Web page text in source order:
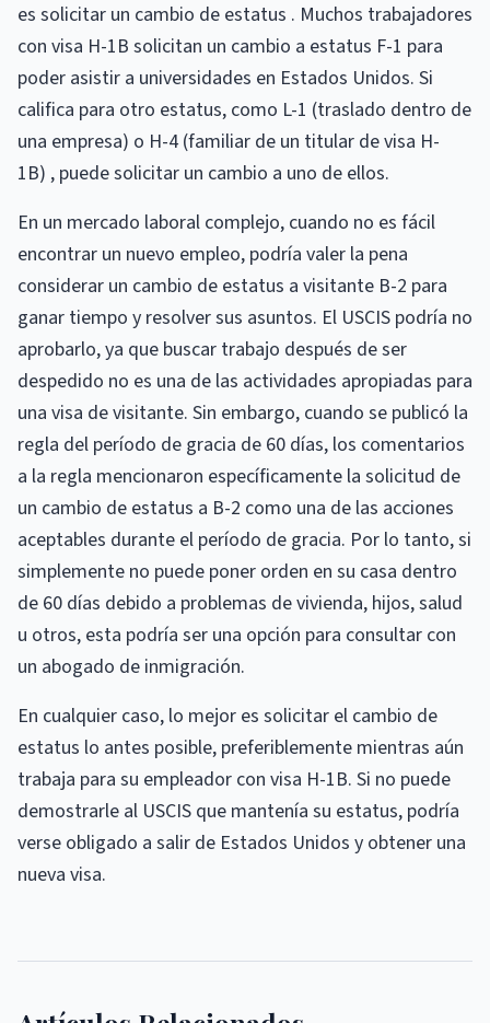
es solicitar un cambio de estatus . Muchos trabajadores
con visa H-1B solicitan un cambio a estatus F-1 para
poder asistir a universidades en Estados Unidos. Si
califica para otro estatus, como L-1 (traslado dentro de
una empresa) o H-4 (familiar de un titular de visa H-
1B) , puede solicitar un cambio a uno de ellos.
En un mercado laboral complejo, cuando no es fácil
encontrar un nuevo empleo, podría valer la pena
considerar un cambio de estatus a visitante B-2 para
ganar tiempo y resolver sus asuntos. El USCIS podría no
aprobarlo, ya que buscar trabajo después de ser
despedido no es una de las actividades apropiadas para
una visa de visitante. Sin embargo, cuando se publicó la
regla del período de gracia de 60 días, los comentarios
a la regla mencionaron específicamente la solicitud de
un cambio de estatus a B-2 como una de las acciones
aceptables durante el período de gracia. Por lo tanto, si
simplemente no puede poner orden en su casa dentro
de 60 días debido a problemas de vivienda, hijos, salud
u otros, esta podría ser una opción para consultar con
un abogado de inmigración.
En cualquier caso, lo mejor es solicitar el cambio de
estatus lo antes posible, preferiblemente mientras aún
trabaja para su empleador con visa H-1B. Si no puede
demostrarle al USCIS que mantenía su estatus, podría
verse obligado a salir de Estados Unidos y obtener una
nueva visa.